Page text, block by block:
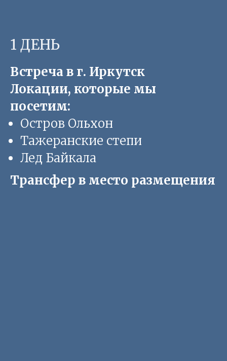
1 ДЕНЬ
Встреча в г. Иркутск
Локации, которые мы
посетим:
Остров Ольхон
Тажеранские степи
Лед Байкала
Трансфер в место размещения